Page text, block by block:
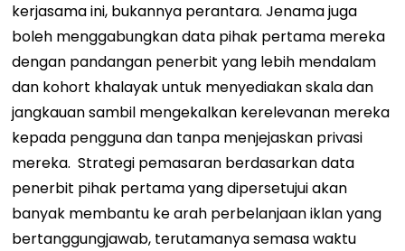
kerjasama ini, bukannya perantara. Jenama juga
boleh menggabungkan data pihak pertama mereka
dengan pandangan penerbit yang lebih mendalam
dan kohort khalayak untuk menyediakan skala dan
jangkauan sambil mengekalkan kerelevanan mereka
kepada pengguna dan tanpa menjejaskan privasi
mereka. Strategi pemasaran berdasarkan data
penerbit pihak pertama yang dipersetujui akan
banyak membantu ke arah perbelanjaan iklan yang
bertanggungjawab, terutamanya semasa waktu